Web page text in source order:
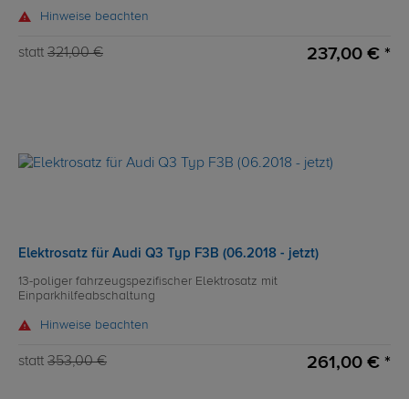
Hinweise beachten
statt 321,00 € 237,00 € *
Elektrosatz für Audi Q3 Typ F3B (06.2018 - jetzt)
13-poliger fahrzeugspezifischer Elektrosatz mit
Einparkhilfeabschaltung
Hinweise beachten
statt 353,00 € 261,00 € *